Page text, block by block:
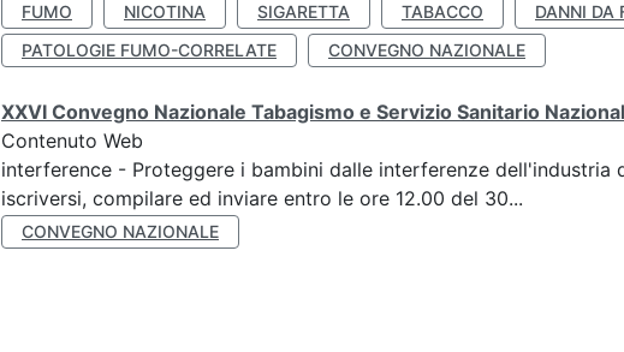
FUMO NICOTINA SIGARETTA TABACCO DANNI DA
PATOLOGIE FUMO-CORRELATE
CONVEGNO NAZIONALE
XXVI Convegno Nazionale Tabagismo e Servizio Sanitario
Contenuto Web
interference - Proteggere i bambini dalle interferenze dell'industria
iscriversi, compilare ed inviare entro le ore 12.00 del 30...
CONVEGNO NAZIONALE